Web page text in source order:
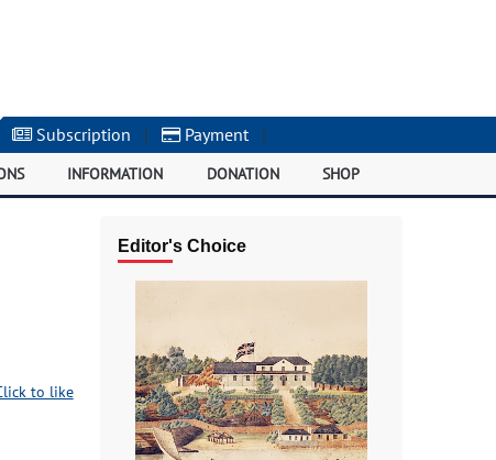
Subscription | Payment |
INFORMATION DONATION SHOP
to like
Editor's Choice